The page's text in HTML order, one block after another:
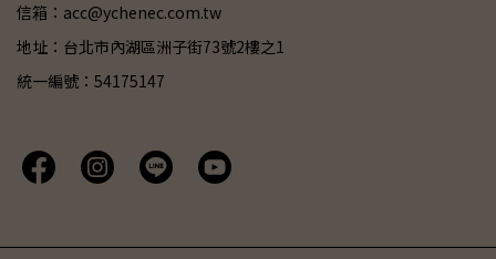
信箱：acc@ychenec.com.tw
地址：台北市內湖區洲子街73號2樓之1
統一編號：54175147